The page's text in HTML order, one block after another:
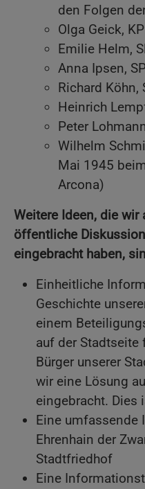
den Folgen
Olga Geick,
Emilie Helm,
Anna Ipsen,
Richard Köhn,
Heinrich
Peter
Wilhelm
Mai 1945
Arcona)
Weitere Ideen, die
öffentliche
eingebracht haben,
Einheitliche
Geschichte
einem
auf der Stadtseite
Bürger unserer
wir eine Lösung
eingebracht. Dies
Eine
Ehrenhain der
Stadtfriedhof
Eine